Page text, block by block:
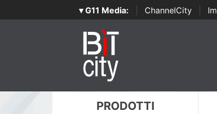
▾ G11 Media: ChannelCity
PRODOTTI